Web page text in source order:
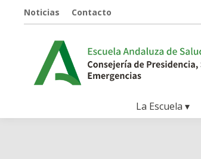
Noticias Contacto
La Escuela ▾